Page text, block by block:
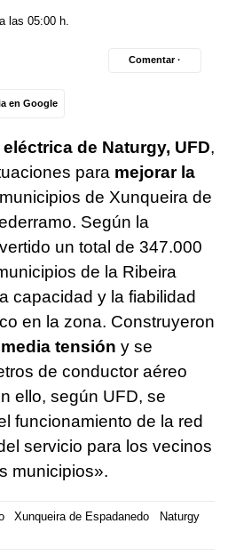
las 05:00 h.
en Google
Comentar ·
de Naturgy, UFD,
para mejorar la
de Xunqueira de
Según la
un total de 347.000
de la Ribeira
capacidad y la fiabilidad
en la zona. Construyeron
tensión y se
de conductor aéreo
ello, según UFD, se
funcionamiento de la red
servicio para los vecinos
municipios».
Xunqueira de Espadanedo
Naturgy